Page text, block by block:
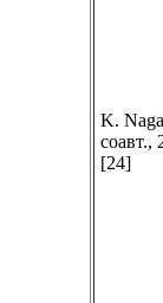
K.
соавт.,
[24]